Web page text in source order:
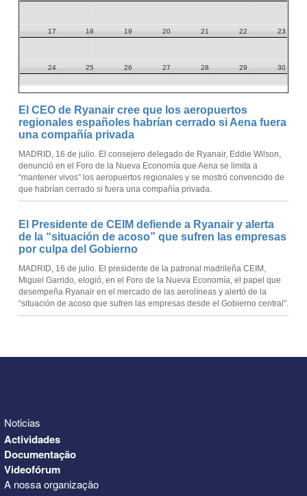
17 18 19 20 21 22 23
24 25 26 27 28 29 30
El CEO de Ryanair cree que los aeropuertos
regionales españoles habrían cerrado si Aena fuera
una compañía privada
MADRID, 16 de julio. El consejero delegado de Ryanair, Eddie Wilson,
denunció en el Foro de la Nueva Economía que Aena se limita a
“mantener vivos” los aeropuertos regionales y se mostró convencido de
que habrían cerrado si fuera una compañía privada.
El Presidente de CEIM defiende a Ryanair y alerta
de la “situación de acoso” que sufren las empresas
por culpa del Gobierno
MADRID, 16 de julio. El presidente de la patronal madrileña CEIM,
Miguel Garrido, elogió, en el Foro de la Nueva Economía, el papel que
desempeña Ryanair en el mercado de las aerolíneas y alertó de la
“situación de acoso que sufren las empresas desde el Gobierno central”.
Noticias
Actividades
Documentação
Videofórum
A nossa organização